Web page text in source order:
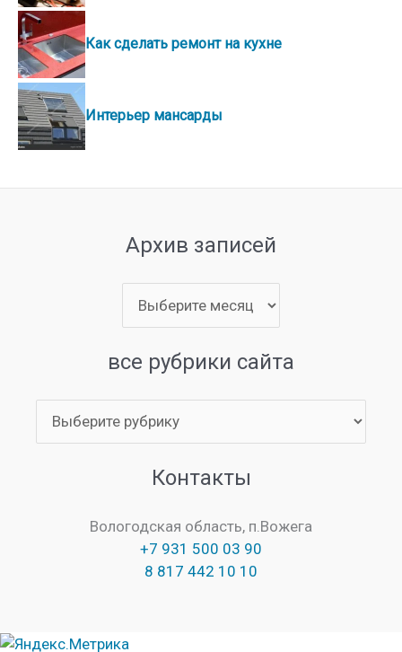
Как сделать ремонт на кухне
Интерьер мансарды
Архив записей
записей
все рубрики сайта
рубрики
Контакты
Вологодская область, п.Вожега
+7 931 500 03 90
8 817 442 10 10